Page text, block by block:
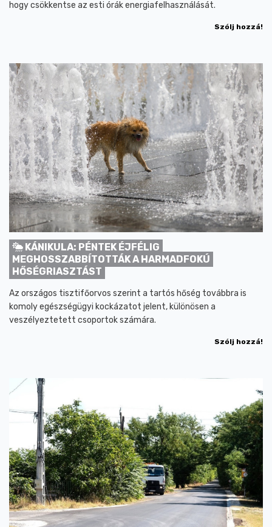
hogy csökkentse az esti órák energiafelhasználását.
Szólj hozzá!
KÁNIKULA: PÉNTEK ÉJFÉLIG
MEGHOSSZABBÍTOTTÁK A HARMADFOKÚ
HŐSÉGRIASZTÁST
Az országos tisztifőorvos szerint a tartós hőség továbbra is
komoly egészségügyi kockázatot jelent, különösen a
veszélyeztetett csoportok számára.
Szólj hozzá!